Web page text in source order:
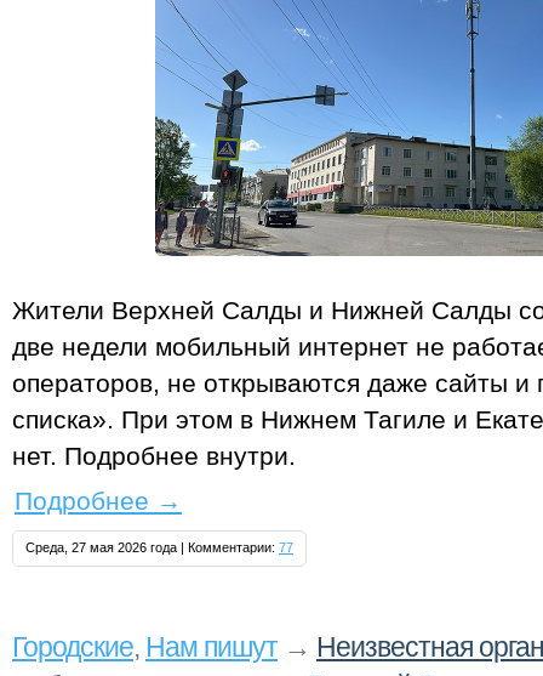
Жители Верхней Салды и Нижней Салды
две недели мобильный интернет не
операторов, не открываются даже сайты и
списка». При этом в Нижнем Тагиле и
нет. Подробнее внутри.
Подробнее →
Среда, 27 мая 2026 года | Комментарии: 77
Городские, Нам пишут→ Неизвестная